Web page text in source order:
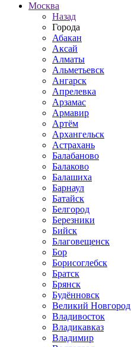
Москва
Назад
Города
Абакан
Аксай
Алматы
Альметьевск
Ангарск
Апрелевка
Арзамас
Армавир
Артём
Архангельск
Астрахань
Балабаново
Балаково
Балашиха
Барнаул
Батайск
Белгород
Березники
Бийск
Благовещенск
Бор
Борисоглебск
Братск
Брянск
Будённовск
Великий Новгород
Владивосток
Владикавказ
Владимир